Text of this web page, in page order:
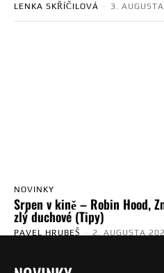
LENKA SKŘÍČILOVÁ - 3.
NOVINKY
Srpen v kině – Robin Hood,
zlý duchové (Tipy)
PAVEL HRUBEŠ - 2. AUGUSTA